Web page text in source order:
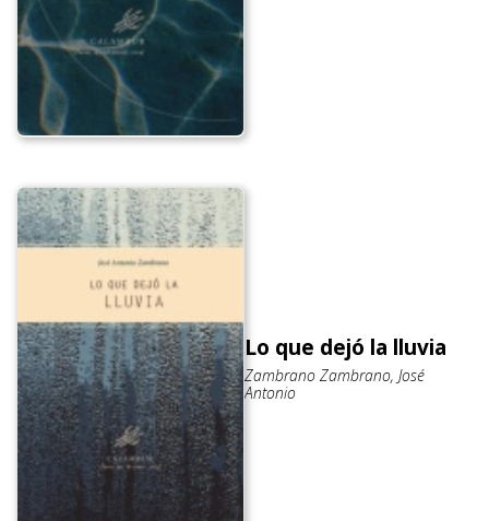
Lo que dejó la lluvia
Zambrano Zambrano, José
Antonio